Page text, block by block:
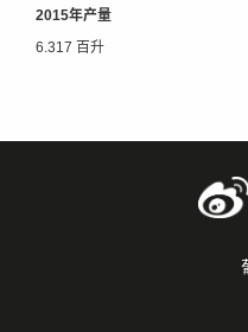
2015年产量
6.317 百升